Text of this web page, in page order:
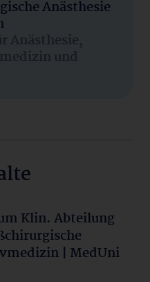
Anästhesie
Anästhesie,
und
Klin. Abteilung
| MedUni